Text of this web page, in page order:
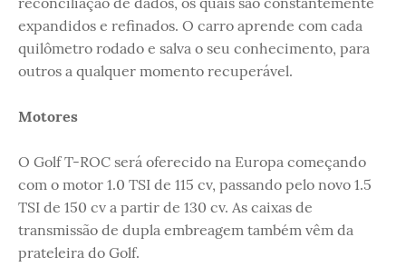
expandidos e refinados. O carro aprende com cada
quilômetro rodado e salva o seu conhecimento, para
outros a qualquer momento recuperável.
Motores
O Golf T-ROC será oferecido na Europa começando
com o motor 1.0 TSI de 115 cv, passando pelo novo 1.5
TSI de 150 cv a partir de 130 cv. As caixas de
transmissão de dupla embreagem também vêm da
prateleira do Golf.